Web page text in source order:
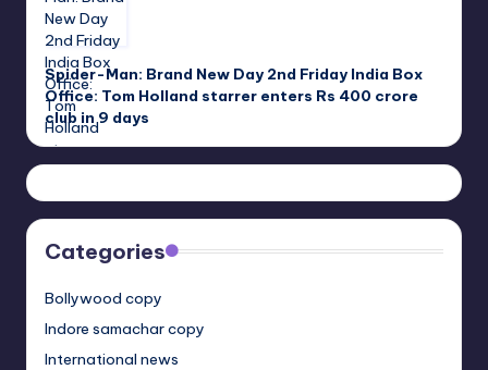
Spider-Man: Brand New Day 2nd Friday India Box
Office: Tom Holland starrer enters Rs 400 crore
club in 9 days
Categories
Bollywood copy
Indore samachar copy
International news